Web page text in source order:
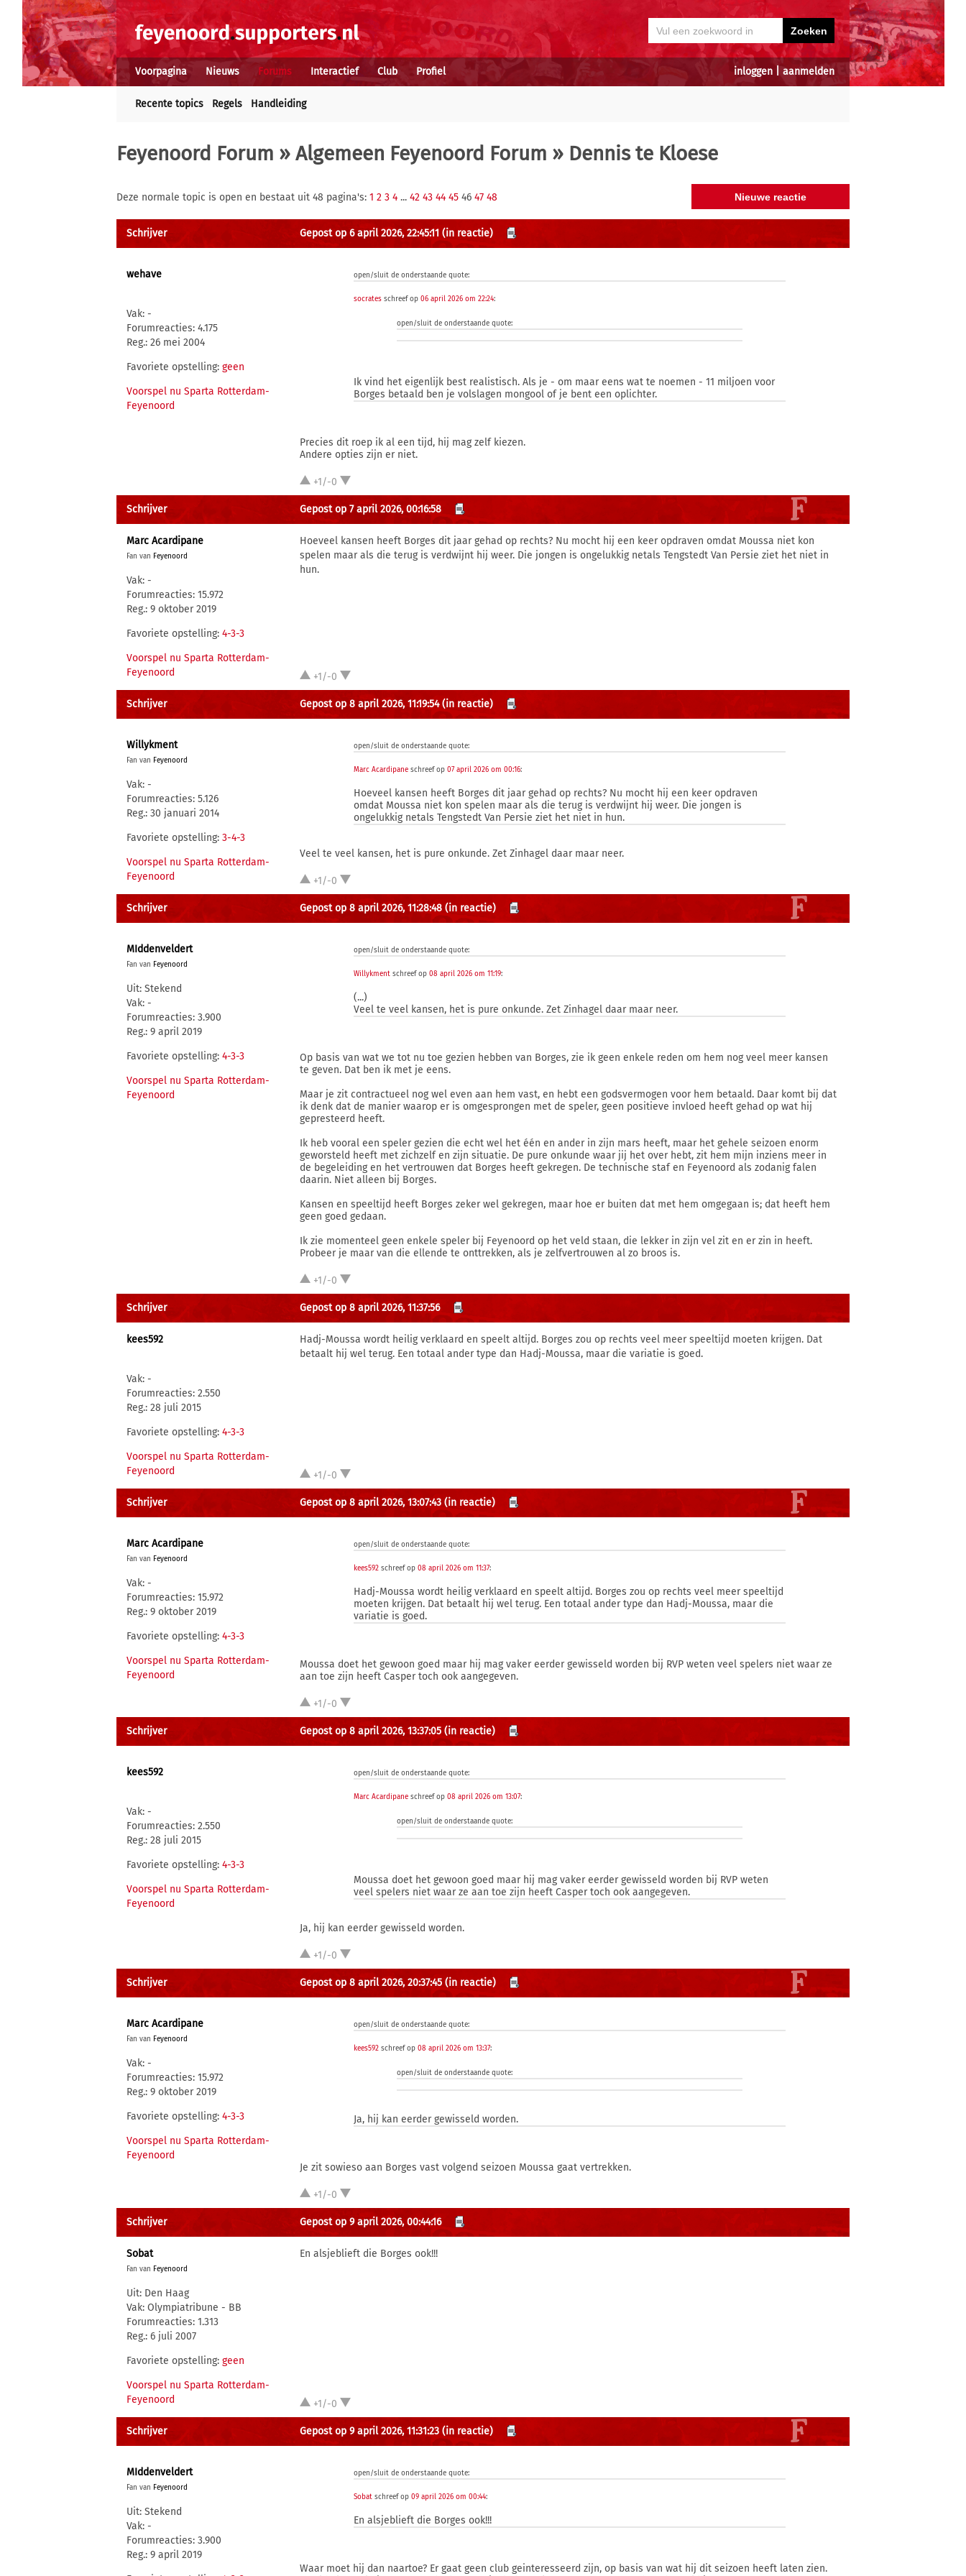
inloggen aanmelden
Voorpagina Nieuws Forums Interactief Club Profiel
Recente topics Regels Handleiding
Feyenoord Forum » Algemeen Feyenoord Forum » Dennis te Kloese
Deze normale topic is open en bestaat uit 48 pagina's: 1 2 3 4 ... 42 43 44 45 46 47 48
Schrijver Gepost op 6 april 2026, 22:45:11 (in reactie)
wehave
Vak: -
Forumreacties: 4.175
Reg.: 26 mei 2004
Favoriete opstelling: geen
Voorspel nu Sparta Rotterdam-
Feyenoord
open/sluit de onderstaande quote:
socrates schreef op06 april 2026 om 22:24:
open/sluit de onderstaande quote:
Ik vind het eigenlijk best realistisch. Als je - om maar eens wat te noemen - 11 miljoen voor
Borges betaald ben je volslagen mongool of je bent een oplichter.
Precies dit roep ik al een tijd, hij mag zelf kiezen.
Andere opties zijn er niet.
+1/-0
Schrijver Gepost op 7 april 2026, 00:16:58
Marc Acardipane
Fan van Feyenoord
Vak: -
Forumreacties: 15.972
Reg.: 9 oktober 2019
Favoriete opstelling: 4-3-3
Voorspel nu Sparta Rotterdam-
Feyenoord
Hoeveel kansen heeft Borges dit jaar gehad op rechts? Nu mocht hij een keer opdraven omdat Moussa niet kon
spelen maar als die terug is verdwijnt hij weer. Die jongen is ongelukkig netals Tengstedt Van Persie ziet het niet in
hun.
+1/-0
Schrijver Gepost op 8 april 2026, 11:19:54 (in reactie)
Willykment
Fan van Feyenoord
Vak: -
Forumreacties: 5.126
Reg.: 30 januari 2014
Favoriete opstelling: 3-4-3
Voorspel nu Sparta Rotterdam-
Feyenoord
open/sluit de onderstaande quote:
Marc Acardipane schreef op07 april 2026 om 00:16:
Hoeveel kansen heeft Borges dit jaar gehad op rechts? Nu mocht hij een keer opdraven
omdat Moussa niet kon spelen maar als die terug is verdwijnt hij weer. Die jongen is
ongelukkig netals Tengstedt Van Persie ziet het niet in hun.
Veel te veel kansen, het is pure onkunde. Zet Zinhagel daar maar neer.
+1/-0
Schrijver Gepost op 8 april 2026, 11:28:48 (in reactie)
MIddenveldert
Fan van Feyenoord
Uit: Stekend
Vak: -
Forumreacties: 3.900
Reg.: 9 april 2019
Favoriete opstelling: 4-3-3
Voorspel nu Sparta Rotterdam-
Feyenoord
open/sluit de onderstaande quote:
Willykment schreef op08 april 2026 om 11:19:
(...)
Veel te veel kansen, het is pure onkunde. Zet Zinhagel daar maar neer.
Op basis van wat we tot nu toe gezien hebben van Borges, zie ik geen enkele reden om hem nog veel meer kansen
te geven. Dat ben ik met je eens.
Maar je zit contractueel nog wel even aan hem vast, en hebt een godsvermogen voor hem betaald. Daar komt bij dat
ik denk dat de manier waarop er is omgesprongen met de speler, geen positieve invloed heeft gehad op wat hij
gepresteerd heeft.
Ik heb vooral een speler gezien die echt wel het één en ander in zijn mars heeft, maar het gehele seizoen enorm
geworsteld heeft met zichzelf en zijn situatie. De pure onkunde waar jij het over hebt, zit hem mijn inziens meer in
de begeleiding en het vertrouwen dat Borges heeft gekregen. De technische staf en Feyenoord als zodanig falen
daarin. Niet alleen bij Borges.
Kansen en speeltijd heeft Borges zeker wel gekregen, maar hoe er buiten dat met hem omgegaan is; dat heeft hem
geen goed gedaan.
Ik zie momenteel geen enkele speler bij Feyenoord op het veld staan, die lekker in zijn vel zit en er zin in heeft.
Probeer je maar van die ellende te onttrekken, als je zelfvertrouwen al zo broos is.
+1/-0
Schrijver Gepost op 8 april 2026, 11:37:56
kees592
Vak: -
Forumreacties: 2.550
Reg.: 28 juli 2015
Favoriete opstelling: 4-3-3
Voorspel nu Sparta Rotterdam-
Feyenoord
Hadj-Moussa wordt heilig verklaard en speelt altijd. Borges zou op rechts veel meer speeltijd moeten krijgen. Dat
betaalt hij wel terug. Een totaal ander type dan Hadj-Moussa, maar die variatie is goed.
+1/-0
Schrijver Gepost op 8 april 2026, 13:07:43 (in reactie)
Marc Acardipane
Fan van Feyenoord
Vak: -
Forumreacties: 15.972
Reg.: 9 oktober 2019
Favoriete opstelling: 4-3-3
Voorspel nu Sparta Rotterdam-
Feyenoord
open/sluit de onderstaande quote:
kees592 schreef op08 april 2026 om 11:37:
Hadj-Moussa wordt heilig verklaard en speelt altijd. Borges zou op rechts veel meer speeltijd
moeten krijgen. Dat betaalt hij wel terug. Een totaal ander type dan Hadj-Moussa, maar die
variatie is goed.
Moussa doet het gewoon goed maar hij mag vaker eerder gewisseld worden bij RVP weten veel spelers niet waar ze
aan toe zijn heeft Casper toch ook aangegeven.
+1/-0
Schrijver Gepost op 8 april 2026, 13:37:05 (in reactie)
kees592
Vak: -
Forumreacties: 2.550
Reg.: 28 juli 2015
Favoriete opstelling: 4-3-3
Voorspel nu Sparta Rotterdam-
Feyenoord
open/sluit de onderstaande quote:
Marc Acardipane schreef op08 april 2026 om 13:07:
open/sluit de onderstaande quote:
Moussa doet het gewoon goed maar hij mag vaker eerder gewisseld worden bij RVP weten
veel spelers niet waar ze aan toe zijn heeft Casper toch ook aangegeven.
Ja, hij kan eerder gewisseld worden.
+1/-0
Schrijver Gepost op 8 april 2026, 20:37:45 (in reactie)
Marc Acardipane
Fan van Feyenoord
Vak: -
Forumreacties: 15.972
Reg.: 9 oktober 2019
Favoriete opstelling: 4-3-3
Voorspel nu Sparta Rotterdam-
Feyenoord
open/sluit de onderstaande quote:
kees592 schreef op08 april 2026 om 13:37:
open/sluit de onderstaande quote:
Ja, hij kan eerder gewisseld worden.
Je zit sowieso aan Borges vast volgend seizoen Moussa gaat vertrekken.
+1/-0
Schrijver Gepost op 9 april 2026, 00:44:16
Sobat
Fan van Feyenoord
Uit: Den Haag
Vak: Olympiatribune - BB
Forumreacties: 1.313
Reg.: 6 juli 2007
Favoriete opstelling: geen
Voorspel nu Sparta Rotterdam-
Feyenoord
En alsjeblieft die Borges ook!!!
+1/-0
Schrijver Gepost op 9 april 2026, 11:31:23 (in reactie)
MIddenveldert
Fan van Feyenoord
Uit: Stekend
Vak: -
Forumreacties: 3.900
Reg.: 9 april 2019
open/sluit de onderstaande quote:
Sobat schreef op09 april 2026 om 00:44:
En alsjeblieft die Borges ook!!!
Waar moet hij dan naartoe? Er gaat geen club geinteresseerd zijn, op basis van wat hij dit seizoen heeft laten zien.